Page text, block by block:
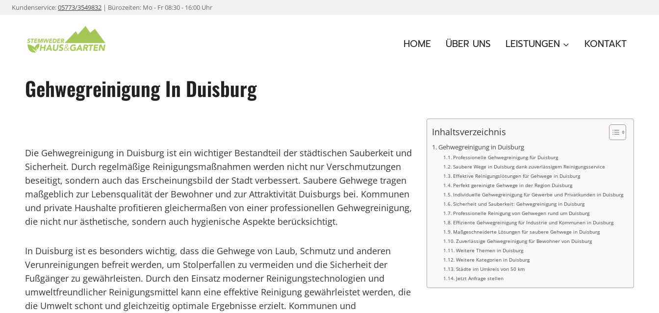
ZumKundenservice:05773/3549832 | Bürozeiten: Mo - Fr 08:30 - 16:00 Uhr
HOME ÜBER UNS LEISTUNGEN KONTAKT
Gehwegreinigung In Duisburg
Inhaltsverzeichnis
Gehwegreinigung in Duisburg
Professionelle Gehwegreinigung für Duisburg
Saubere Wege in Duisburg dank zuverlässigem Reinigungsservice
Effektive Reinigungslösungen für Gehwege in Duisburg
Perfekt gereinigte Gehwege in der Region Duisburg
Individuelle Gehwegreinigung für Gewerbe und Privatkunden in Duisburg
Sicherheit und Sauberkeit: Gehwegreinigung in Duisburg
Professionelle Reinigung von Gehwegen rund um Duisburg
Effiziente Gehwegreinigung für Industrie und Kommunen in Duisburg
Maßgeschneiderte Lösungen für saubere Gehwege in Duisburg
Zuverlässige Gehwegreinigung für Bewohner von Duisburg
Weitere Themen in Duisburg
Weitere Kategorien in Duisburg
Städte im Umkreis von 50 km
Jetzt Anfrage stellen
Die Gehwegreinigung in Duisburg ist ein wichtiger Bestandteil der städtischen Sauberkeit und
Sicherheit. Durch regelmäßige Reinigungsmaßnahmen werden nicht nur Verschmutzungen
beseitigt, sondern auch das Erscheinungsbild der Stadt verbessert. Saubere Gehwege tragen
maßgeblich zur Lebensqualität der Bewohner und zur Attraktivität Duisburgs bei. Kommunen
und private Haushalte profitieren gleichermaßen von einer professionellen Gehwegreinigung,
die nicht nur ästhetische, sondern auch hygienische Aspekte berücksichtigt.
In Duisburg ist es besonders wichtig, dass die Gehwege von Laub, Schmutz und anderen
Verunreinigungen befreit werden, um Stolperfallen zu vermeiden und die Sicherheit der
Fußgänger zu gewährleisten. Durch den Einsatz moderner Reinigungstechnologien und
umweltfreundlicher Reinigungsmittel kann eine effektive Reinigung gewährleistet werden, die
die Umwelt schont und gleichzeitig optimale Ergebnisse erzielt. Kommunen und